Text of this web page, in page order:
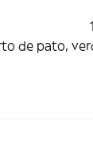
de pato,